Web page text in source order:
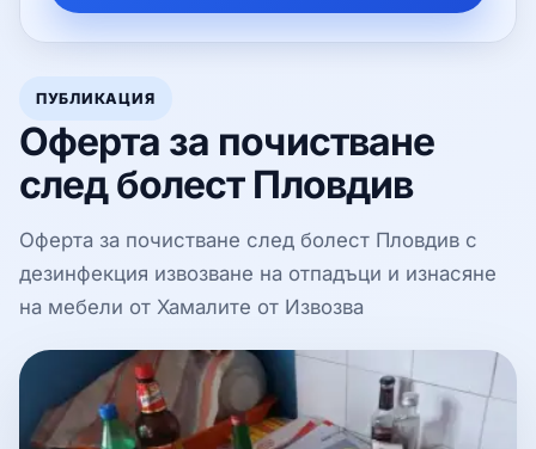
ПУБЛИКАЦИЯ
Оферта за почистване
след болест Пловдив
Оферта за почистване след болест Пловдив с
дезинфекция извозване на отпадъци и изнасяне
на мебели от Хамалите от Извозва